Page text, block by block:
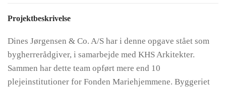
Projektbeskrivelse
Dines Jørgensen & Co. A/S har i denne opgave stået som
bygherrerådgiver, i samarbejde med KHS Arkitekter.
Sammen har dette team opført mere end 10
plejeinstitutioner for Fonden Mariehjemmene. Byggeriet